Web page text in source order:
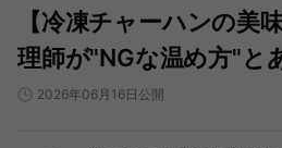
【冷凍チャーハンの美
理師が"NGな温め方"と
2026年06月16日公開